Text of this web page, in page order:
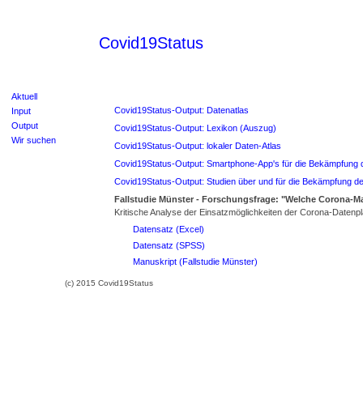
Covid19Status
Aktuell
Input
Output
Wir suchen
Covid19Status-Output: Datenatlas
Covid19Status-Output: Lexikon (Auszug)
Covid19Status-Output: lokaler Daten-Atlas
Covid19Status-Output: Smartphone-App's für die Bekämpfung
Covid19Status-Output: Studien über und für die Bekämpfung
Fallstudie Münster - Forschungsfrage: "Welche Corona-
Kritische Analyse der Einsatzmöglichkeiten der Corona-
Datensatz (Excel)
Datensatz (SPSS)
Manuskript (Fallstudie Münster)
(c) 2015 Covid19Status